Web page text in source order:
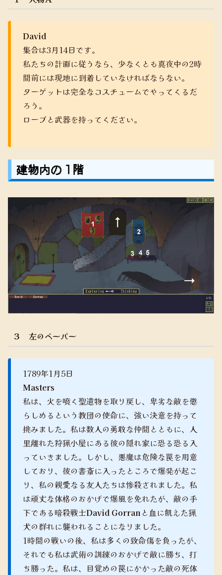
David
集合は3月14日です。
私たちの計画に従うなら、少なくとも真夜中の2時
間前には現地に到着していなければならない。
ターゲットは完全なコスチュームでやってくるだ
ろう。
ロープと武器を持ってください。
建物内の１階
３ 左のペーパー
1789年1月5日
Masters
私は、火を噴く聖遺物を取り戻し、卑劣な敵を懲
らしめるという教団の使命に、強い決意を持って
挑みました。私は数人の勇敢な仲間とともに、人
里離れた狩猟小屋にある彼の隠れ家に恐る恐る入
っていきました。しかし、悪魔は危険な罠を用意
しており、彼の書斎に入ったところで爆発が起こ
り、私の親愛なる友人たちは惨殺されました。私
は頑丈な体格のおかげで爆風を免れたが、敵の手
下である暗殺戦士David Gorran と血に飢えた猟
犬の群れに襲われることになりました。
1時間の戦いの後、私は多くの致命傷を負ったが、
それでも私は武術の訓練のおかげで敵に勝ち、打
ち勝った。私は、目覚めの罠にかかった敵の死体